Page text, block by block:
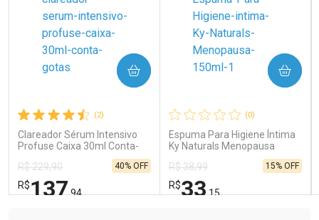
Ativar Desconto
Comprar sem Desconto
Por R$ 65,85/cada
Comprar sem Desconto
Ativar Desconto
Comprar sem Desconto
Por R$ 14,39/cada
Comprar sem Desconto
(2)
Clareador Sérum Intensivo
Profuse Caixa 30ml Conta-
R$ 229,90
R$137,94
40% OFF
COMPRAR
(0)
Espuma Para Higiene Íntima
Ky Naturals Menopausa
R$ 38,99
R$33,15
15% OFF
COMPRAR